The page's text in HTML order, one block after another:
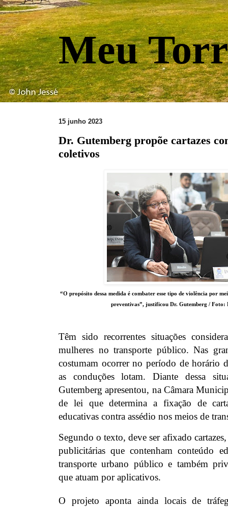
Meu
15 junho 2023
Dr. Gutemberg propõe cartazes
coletivos
“O propósito dessa medida é combater esse tipo de violência por
preventivas”, justificou Dr. Gutemberg / Foto:
Têm sido recorrentes situações
mulheres no transporte público. Nas
costumam ocorrer no período de horário
as conduções lotam. Diante dessa
Gutemberg apresentou, na Câmara
de lei que determina a fixação de
educativas contra assédio nos meios de
Segundo o texto, deve ser afixado
publicitárias que contenham conteúdo
transporte urbano público e também
que atuam por aplicativos.
O projeto aponta ainda locais de